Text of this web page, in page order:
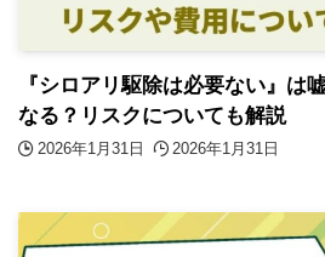
『シロアリ駆除は必要ない』は
なる？リスクについても解説
2026年1月31日 2026年1月31日